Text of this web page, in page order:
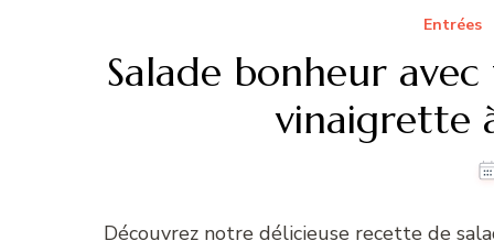
Entrées
Salade bonheur
vinaigrette
Découvrez notre délicieuse recette de